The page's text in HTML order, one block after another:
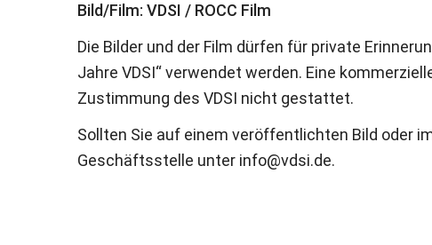
Bild/Film: VDSI / ROCC Film
Die Bilder und der Film dürfen für private
Jahre VDSI“ verwendet werden. Eine
Zustimmung des VDSI nicht gestattet.
Sollten Sie auf einem veröffentlichten Bild oder
Geschäftsstelle unter info@vdsi.de.